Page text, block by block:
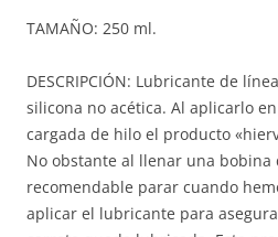
TAMAÑO: 250 ml.
DESCRIPCIÓN: Lubricante de
silicona no acética. Al aplicarlo
cargada de hilo el producto
No obstante al llenar una bobina
recomendable parar cuando
aplicar el lubricante para